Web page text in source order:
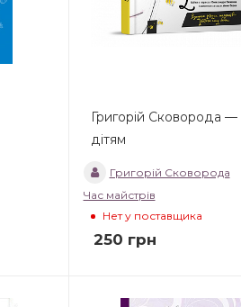
Григорій Сковорода —
дітям
Григорій Сковорода
Час майстрів
Нет у поставщика
250 грн